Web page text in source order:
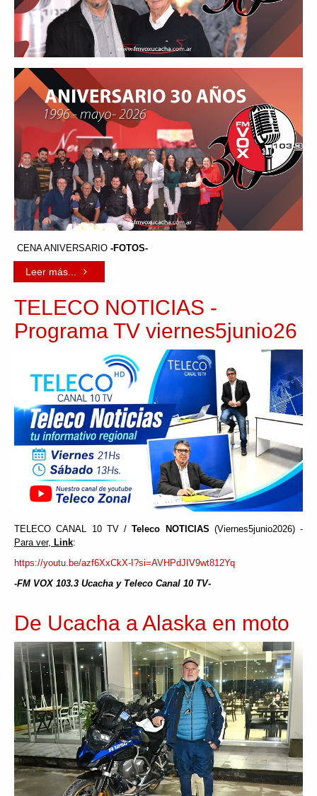
CENA ANIVERSARIO -FOTOS-
Leer más...
TELECO NOTICIAS -
Programa TV viernes5junio26
TELECO CANAL 10 TV /Teleco NOTICIAS (Viernes5junio2026) -
Para ver, Link:
https://youtu.be/azf6XxCkX-I?si=AVHPdJIV9wt812Yq
-FM VOX 103.3 Ucacha y Teleco Canal 10 TV-
De Ucacha a Alaska en moto